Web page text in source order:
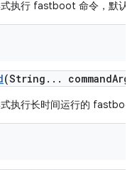
执行 fastboot 命令，默认
(String . . . command
执行长时间运行的